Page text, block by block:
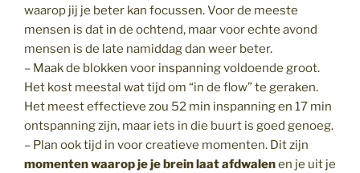
waarop jij je beter kan focussen. Voor de meeste
mensen is dat in de ochtend, maar voor echte avond
mensen is de late namiddag dan weer beter.
– Maak de blokken voor inspanning voldoende groot.
Het kost meestal wat tijd om “in de flow” te geraken.
Het meest effectieve zou 52 min inspanning en 17 min
ontspanning zijn, maar iets in die buurt is goed genoeg.
– Plan ook tijd in voor creatieve momenten. Dit zijn
momenten waarop je je brein laat afdwalenen je uit je